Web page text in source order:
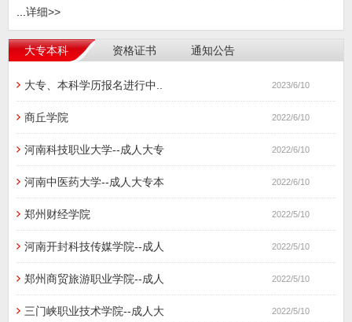
...详细>>
大专本科 资格证书 通知公告
大专、本科学历报名进行中.. 2023/6/10
商丘学院 2022/6/10
河南科技职业大学--成人大专 2022/6/10
河南中医药大学--成人大专本 2022/6/10
郑州财经学院 2022/5/10
河南开封科技传媒学院--成人 2022/5/10
郑州商贸旅游职业学院--成人 2022/5/10
三门峡职业技术学院--成人大 2022/5/10